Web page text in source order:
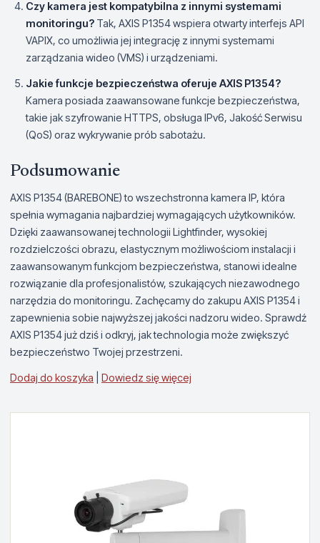
Czy kamera jest kompatybilna z innymi systemami
monitoringu? Tak, AXIS P1354 wspiera otwarty interfejs API
VAPIX, co umożliwia jej integrację z innymi systemami
zarządzania wideo (VMS) i urządzeniami.
Jakie funkcje bezpieczeństwa oferuje AXIS P1354?
Kamera posiada zaawansowane funkcje bezpieczeństwa,
takie jak szyfrowanie HTTPS, obsługa IPv6, Jakość Serwisu
(QoS) oraz wykrywanie prób sabotażu.
Podsumowanie
AXIS P1354 (BAREBONE) to wszechstronna kamera IP, która
spełnia wymagania najbardziej wymagających użytkowników.
Dzięki zaawansowanej technologii Lightfinder, wysokiej
rozdzielczości obrazu, elastycznym możliwościom instalacji i
zaawansowanym funkcjom bezpieczeństwa, stanowi idealne
rozwiązanie dla profesjonalistów, szukających niezawodnego
narzędzia do monitoringu. Zachęcamy do zakupu AXIS P1354 i
zapewnienia sobie najwyższej jakości nadzoru wideo. Sprawdź
AXIS P1354 już dziś i odkryj, jak technologia może zwiększyć
bezpieczeństwo Twojej przestrzeni.
Dodaj do koszyka Dowiedz się więcej